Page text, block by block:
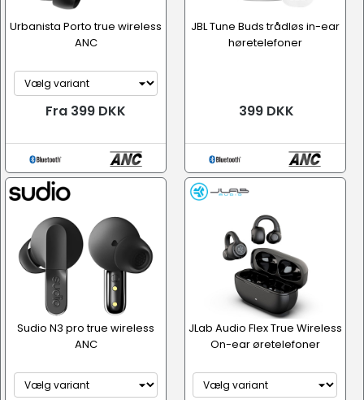
Urbanista Porto true wireless
ANC
Fra 399 DKK
JBL Tune Buds trådløs in-ear
høretelefoner
399 DKK
Sudio N3 pro true wireless
ANC
JLab Audio Flex True Wireless
On-ear øretelefoner